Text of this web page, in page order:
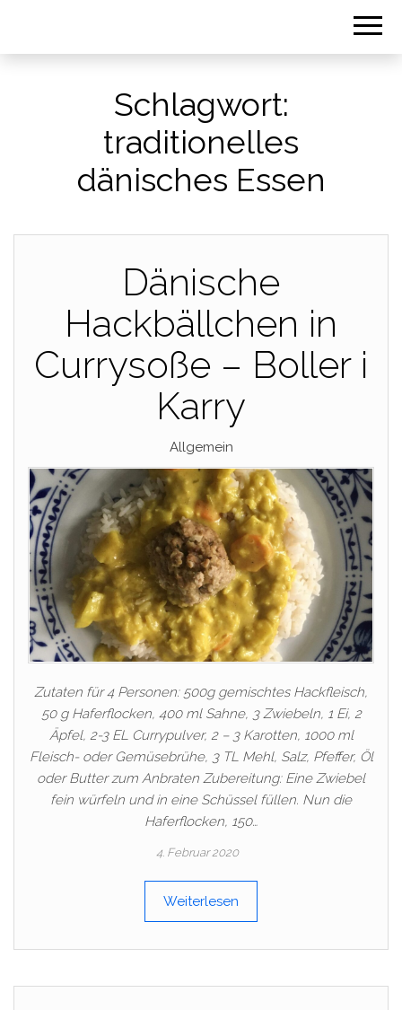
Schlagwort:
traditionelles
dänisches Essen
Dänische
Hackbällchen in
Currysoße – Boller i
Karry
Allgemein
Zutaten für 4 Personen: 500g gemischtes Hackfleisch,
50 g Haferflocken, 400 ml Sahne, 3 Zwiebeln, 1 Ei, 2
Äpfel, 2-3 EL Currypulver, 2 – 3 Karotten, 1000 ml
Fleisch- oder Gemüsebrühe, 3 TL Mehl, Salz, Pfeffer, Öl
oder Butter zum Anbraten Zubereitung: Eine Zwiebel
fein würfeln und in eine Schüssel füllen. Nun die
Haferflocken, 150…
4. Februar 2020
Weiterlesen